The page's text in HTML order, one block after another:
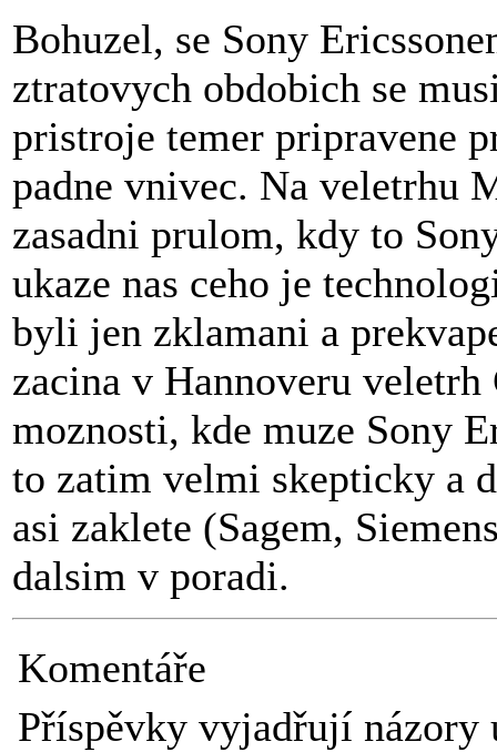
Bohuzel, se Sony
ztratovych obdobich se
pristroje temer pripravene
padne vnivec. Na veletrhu
zasadni prulom, kdy to
ukaze nas ceho je
byli jen zklamani a
zacina v Hannoveru
moznosti, kde muze Sony
to zatim velmi skepticky a
asi zaklete (Sagem,
dalsim v poradi.
Komentáře
Příspěvky vyjadřují názory